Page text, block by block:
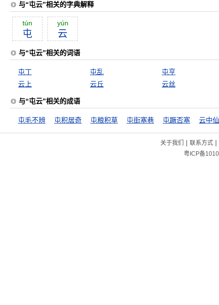
与“屯云”相关的字典解释
tún
屯
yún
云
与“屯云”相关的词语
屯丁 屯乱
屯亨
云上
云丘 云丝
与“屯云”相关的成语
屯毛不辨 屯积居奇 屯粮积草 屯街塞巷 屯蹶否塞 云中
关于我们 | 联系方式|
粤ICP备